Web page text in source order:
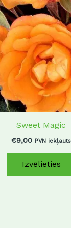
Sweet Magic
€9,00 PVN iekļauts
Izvēlieties